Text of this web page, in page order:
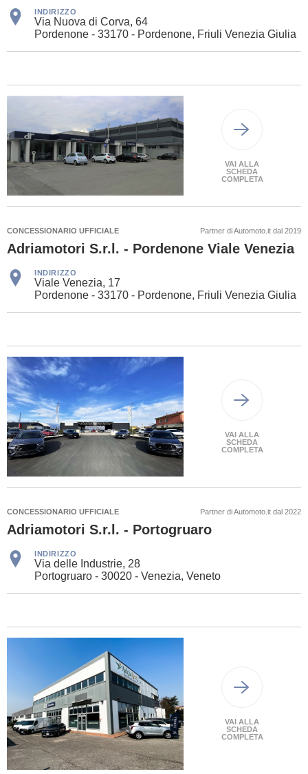
INDIRIZZO
Via Nuova di Corva, 64
Pordenone - 33170 - Pordenone, Friuli Venezia Giulia
VAI ALLA
SCHEDA
COMPLETA
CONCESSIONARIO UFFICIALE Partner di Automoto.it dal 2019
Adriamotori S.r.l. - Pordenone Viale Venezia
INDIRIZZO
Viale Venezia, 17
Pordenone - 33170 - Pordenone, Friuli Venezia Giulia
VAI ALLA
SCHEDA
COMPLETA
CONCESSIONARIO UFFICIALE Partner di Automoto.it dal 2022
Adriamotori S.r.l. - Portogruaro
INDIRIZZO
Via delle Industrie, 28
Portogruaro - 30020 - Venezia, Veneto
VAI ALLA
SCHEDA
COMPLETA